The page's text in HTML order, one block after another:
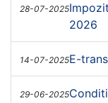
28-07-2025
2026
14-07-2025E-
29-06-2025